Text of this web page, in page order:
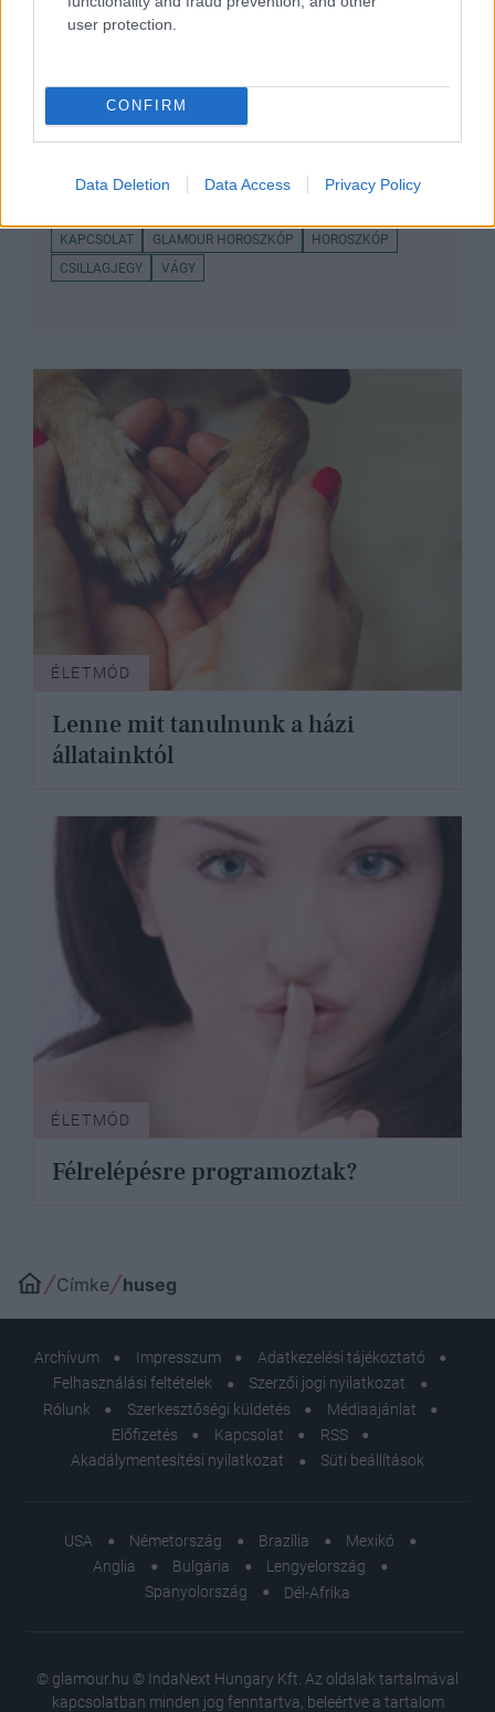
user protection.
CONFIRM
Data Deletion Data Access Privacy Policy
KAPCSOLAT
GLAMOUR HOROSZKÓP
HOROSZKÓP
CSILLAGJEGY
VÁGY
ÉLETMÓD
Lenne mit tanulnunk a házi
állatainktól
ÉLETMÓD
Félrelépésre programoztak?
Címke huseg
Archívum Impresszum
Adatkezelési tájékoztató
Felhasználási feltételek
Szerzői jogi nyilatkozat
Rólunk
Szerkesztőségi küldetés
Médiaajánlat
Előfizetés
Kapcsolat
RSS
Akadálymentesítési nyilatkozat
Süti beállítások
USA Németország Brazília
Mexikó
Anglia
Bulgária
Lengyelország
Spanyolország
Dél-Afrika
© glamour.hu © IndaNext Hungary Kft. Az oldalak tartalmával
kapcsolatban minden jog fenntartva, beleértve a tartalom